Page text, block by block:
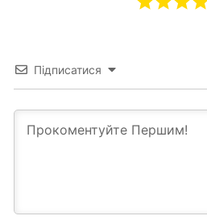
Підписатися